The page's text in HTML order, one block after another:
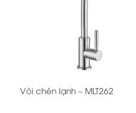
Vòi chén lạnh – MLT262